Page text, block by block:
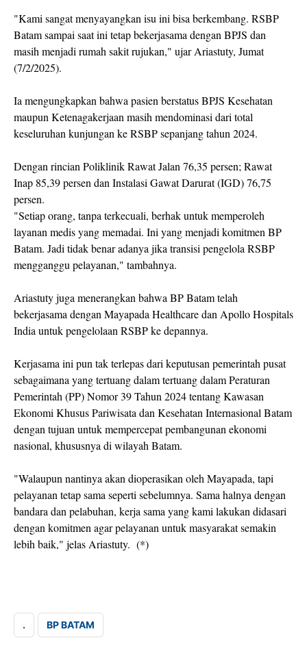
"Kami sangat menyayangkan isu ini bisa berkembang. RSBP
Batam sampai saat ini tetap bekerjasama dengan BPJS dan
masih menjadi rumah sakit rujukan," ujar Ariastuty, Jumat
(7/2/2025).
Ia mengungkapkan bahwa pasien berstatus BPJS Kesehatan
maupun Ketenagakerjaan masih mendominasi dari total
keseluruhan kunjungan ke RSBP sepanjang tahun 2024.
Dengan rincian Poliklinik Rawat Jalan 76,35 persen; Rawat
Inap 85,39 persen dan Instalasi Gawat Darurat (IGD) 76,75
persen.
"Setiap orang, tanpa terkecuali, berhak untuk memperoleh
layanan medis yang memadai. Ini yang menjadi komitmen BP
Batam. Jadi tidak benar adanya jika transisi pengelola RSBP
mengganggu pelayanan," tambahnya.
Ariastuty juga menerangkan bahwa BP Batam telah
bekerjasama dengan Mayapada Healthcare dan Apollo Hospitals
India untuk pengelolaan RSBP ke depannya.
Kerjasama ini pun tak terlepas dari keputusan pemerintah pusat
sebagaimana yang tertuang dalam tertuang dalam Peraturan
Pemerintah (PP) Nomor 39 Tahun 2024 tentang Kawasan
Ekonomi Khusus Pariwisata dan Kesehatan Internasional Batam
dengan tujuan untuk mempercepat pembangunan ekonomi
nasional, khususnya di wilayah Batam.
"Walaupun nantinya akan dioperasikan oleh Mayapada, tapi
pelayanan tetap sama seperti sebelumnya. Sama halnya dengan
bandara dan pelabuhan, kerja sama yang kami lakukan didasari
dengan komitmen agar pelayanan untuk masyarakat semakin
lebih baik," jelas Ariastuty. (*)
. BP BATAM